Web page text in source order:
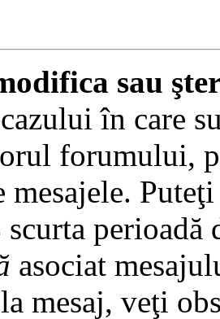
sau
în care
forumului,
perioadă
asociat
mesaj, veţi